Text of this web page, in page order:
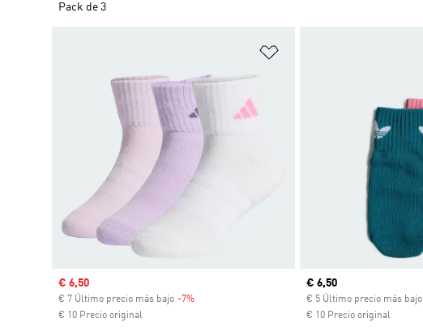
Pack de 3
Precio de venta
€ 6,50
€ 7 Último precio más bajo -7%
€ 10 Precio original
Precio actual
€ 6,50
€ 5 Último precio más bajo
€ 10 Precio original